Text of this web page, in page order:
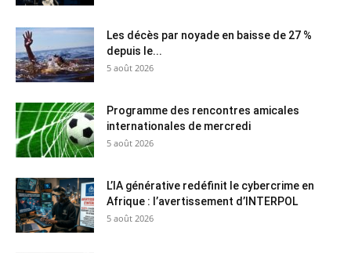
Les décès par noyade en baisse de 27 %
depuis le...
5 août 2026
Programme des rencontres amicales
internationales de mercredi
5 août 2026
L’IA générative redéfinit le cybercrime en
Afrique : l’avertissement d’INTERPOL
5 août 2026